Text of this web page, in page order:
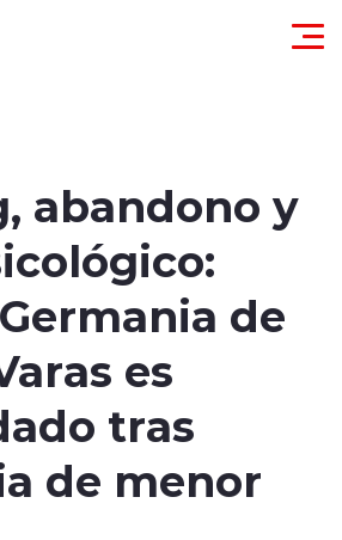
abandono y
de
es
tras
de menor